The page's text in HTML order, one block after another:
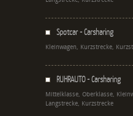
Spotcar - Carsharing
Kleinwagen, Kurzstrecke,
RUHRAUTO - Carsharing
Mittelklasse, Oberklasse,
Langstrecke, Kurzstrecke